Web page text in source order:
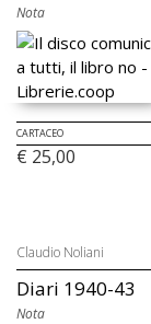
Nota
CARTACEO
€ 25,00
Claudio Noliani
Diari 1940-43
Nota